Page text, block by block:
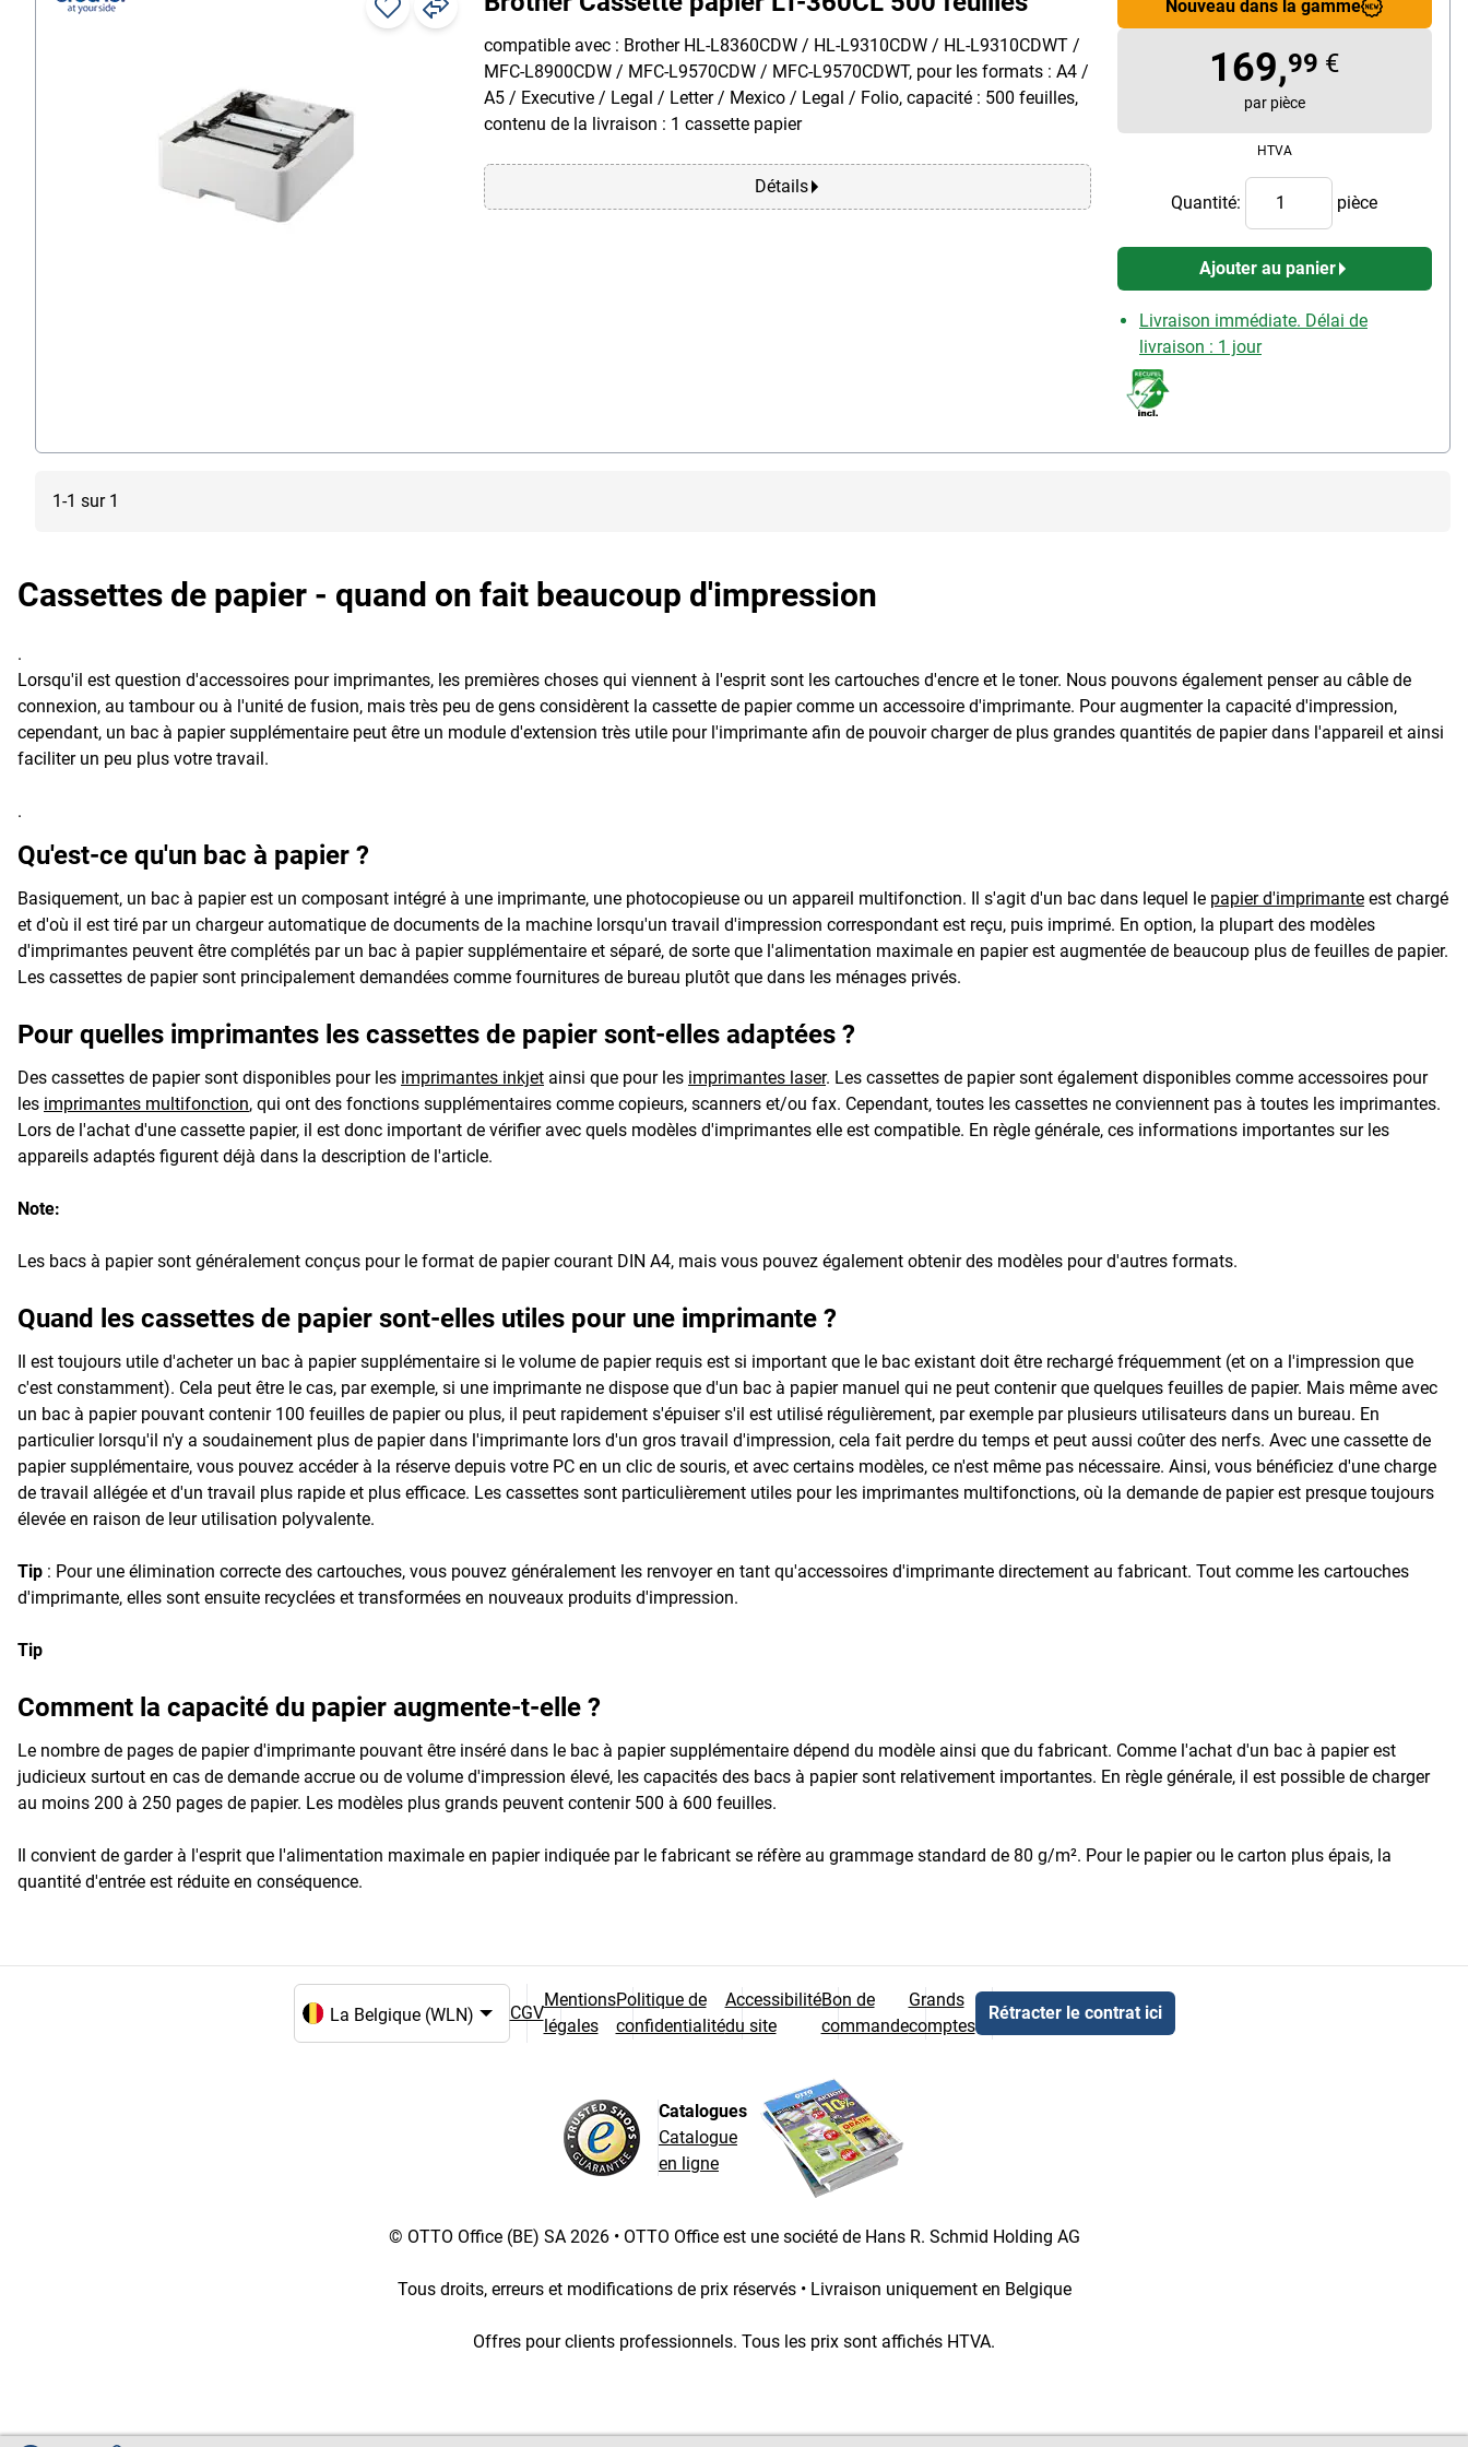
Destructeurs de documents
Ordinateurs & portables
Piles
Produits de mise en réseau
Scanners & accessoires
Supports de données
Téléphones
Téléphones portables
Ventilateurs & climatiseurs
compatible avec : Brother HL-L8360CDW / HL-L9310CDW / HL-L9310CDWT /
MFC-L8900CDW / MFC-L9570CDW / MFC-L9570CDWT, pour les formats : A4 /
A5 / Executive / Legal / Letter / Mexico / Legal / Folio, capacité : 500 feuilles,
contenu de la livraison : 1 cassette papier
Détails
Nouveau dans la gamme
169,99 €
par pièce
HTVA
Quantité: pièce
Ajouter au panier
Livraison immédiate. Délai de
livraison : 1 jour
1-1 sur 1
Cassettes de papier - quand on fait beaucoup d'impression
.
Lorsqu'il est question d'accessoires pour imprimantes, les premières choses qui viennent à l'esprit sont les cartouches d'encre et le toner. Nous pouvons également penser au câble de
connexion, au tambour ou à l'unité de fusion, mais très peu de gens considèrent la cassette de papier comme un accessoire d'imprimante. Pour augmenter la capacité d'impression,
cependant, un bac à papier supplémentaire peut être un module d'extension très utile pour l'imprimante afin de pouvoir charger de plus grandes quantités de papier dans l'appareil et ainsi
faciliter un peu plus votre travail.
.
Qu'est-ce qu'un bac à papier ?
Basiquement, un bac à papier est un composant intégré à une imprimante, une photocopieuse ou un appareil multifonction. Il s'agit d'un bac dans lequel le papier d'imprimante est chargé
et d'où il est tiré par un chargeur automatique de documents de la machine lorsqu'un travail d'impression correspondant est reçu, puis imprimé. En option, la plupart des modèles
d'imprimantes peuvent être complétés par un bac à papier supplémentaire et séparé, de sorte que l'alimentation maximale en papier est augmentée de beaucoup plus de feuilles de papier.
Les cassettes de papier sont principalement demandées comme fournitures de bureau plutôt que dans les ménages privés.
Pour quelles imprimantes les cassettes de papier sont-elles adaptées ?
Des cassettes de papier sont disponibles pour les imprimantes inkjet ainsi que pour les imprimantes laser. Les cassettes de papier sont également disponibles comme accessoires pour
les imprimantes multifonction, qui ont des fonctions supplémentaires comme copieurs, scanners et/ou fax. Cependant, toutes les cassettes ne conviennent pas à toutes les imprimantes.
Lors de l'achat d'une cassette papier, il est donc important de vérifier avec quels modèles d'imprimantes elle est compatible. En règle générale, ces informations importantes sur les
appareils adaptés figurent déjà dans la description de l'article.
Note:
Les bacs à papier sont généralement conçus pour le format de papier courant DIN A4, mais vous pouvez également obtenir des modèles pour d'autres formats.
Quand les cassettes de papier sont-elles utiles pour une imprimante ?
Il est toujours utile d'acheter un bac à papier supplémentaire si le volume de papier requis est si important que le bac existant doit être rechargé fréquemment (et on a l'impression que
c'est constamment). Cela peut être le cas, par exemple, si une imprimante ne dispose que d'un bac à papier manuel qui ne peut contenir que quelques feuilles de papier. Mais même avec
un bac à papier pouvant contenir 100 feuilles de papier ou plus, il peut rapidement s'épuiser s'il est utilisé régulièrement, par exemple par plusieurs utilisateurs dans un bureau. En
particulier lorsqu'il n'y a soudainement plus de papier dans l'imprimante lors d'un gros travail d'impression, cela fait perdre du temps et peut aussi coûter des nerfs. Avec une cassette de
papier supplémentaire, vous pouvez accéder à la réserve depuis votre PC en un clic de souris, et avec certains modèles, ce n'est même pas nécessaire. Ainsi, vous bénéficiez d'une charge
de travail allégée et d'un travail plus rapide et plus efficace. Les cassettes sont particulièrement utiles pour les imprimantes multifonctions, où la demande de papier est presque toujours
élevée en raison de leur utilisation polyvalente.
Tip : Pour une élimination correcte des cartouches, vous pouvez généralement les renvoyer en tant qu'accessoires d'imprimante directement au fabricant. Tout comme les cartouches
d'imprimante, elles sont ensuite recyclées et transformées en nouveaux produits d'impression.
Tip
Comment la capacité du papier augmente-t-elle ?
Le nombre de pages de papier d'imprimante pouvant être inséré dans le bac à papier supplémentaire dépend du modèle ainsi que du fabricant. Comme l'achat d'un bac à papier est
judicieux surtout en cas de demande accrue ou de volume d'impression élevé, les capacités des bacs à papier sont relativement importantes. En règle générale, il est possible de charger
au moins 200 à 250 pages de papier. Les modèles plus grands peuvent contenir 500 à 600 feuilles.
Il convient de garder à l'esprit que l'alimentation maximale en papier indiquée par le fabricant se réfère au grammage standard de 80 g/m². Pour le papier ou le carton plus épais, la
quantité d'entrée est réduite en conséquence.
Choix de la langue et du pays
CGV
Mentions
légales
Politique de
confidentialité
Accessibilité
du site
Bon de
commande
Grands
comptes
Rétracter le contrat ici
Catalogues
Catalogue
en ligne
© OTTO Office (BE) SA 2026 • OTTO Office est une société de Hans R. Schmid Holding AG
Tous droits, erreurs et modifications de prix réservés • Livraison uniquement en Belgique
Offres pour clients professionnels. Tous les prix sont affichés HTVA.